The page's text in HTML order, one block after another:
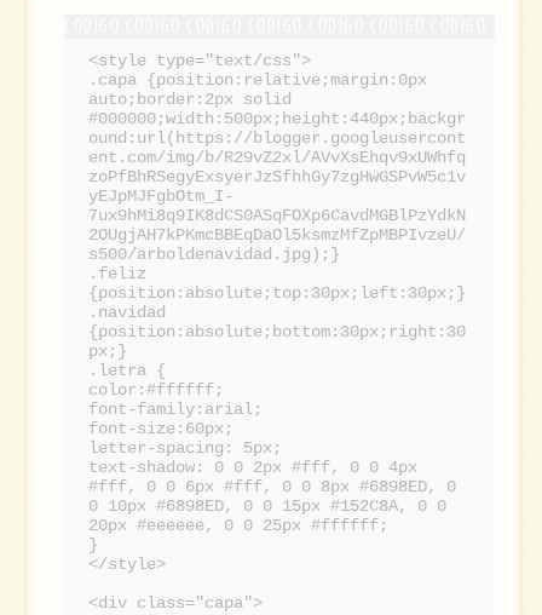
<style type="text/css">
.capa {position:relative;margin:0px
auto;border:2px solid
#000000;width:500px;height:440px;backgr
ound:url(https://blogger.googleusercont
ent.com/img/b/R29vZ2xl/AVvXsEhqv9xUWhfq
zoPfBhRSegyExsyerJzSfhhGy7zgHwGSPvW5c1v
yEJpMJFgbOtm_I-
7ux9hMi8q9IK8dCS0ASqFOXp6CavdMGBlPzYdkN
2OUgjAH7kPKmcBBEqDaOl5ksmzMfZpMBPIvzeU/
s500/arboldenavidad.jpg);}
.feliz
{position:absolute;top:30px;left:30px;}
.navidad
{position:absolute;bottom:30px;right:30
px;}
.letra {
color:#ffffff;
font-family:arial;
font-size:60px;
letter-spacing: 5px;
text-shadow: 0 0 2px #fff, 0 0 4px
#fff, 0 0 6px #fff, 0 0 8px #6898ED, 0
0 10px #6898ED, 0 0 15px #152C8A, 0 0
20px #eeeeee, 0 0 25px #ffffff;
}
</style>
<div class="capa">